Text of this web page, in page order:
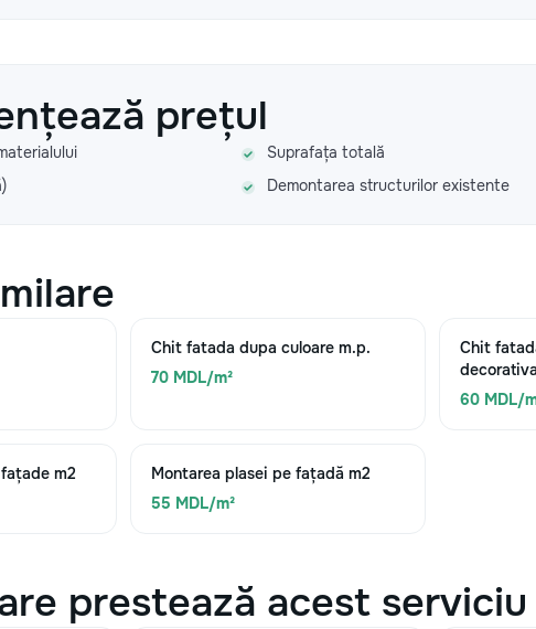
prețul
Suprafața totală
Demontarea structurilor existente
Chit fatada dupa culoare m.p.
70 MDL/m²
Chit
60 MDL/
m2
Montarea plasei pe fațadă m2
55 MDL/m²
prestează acest serviciu